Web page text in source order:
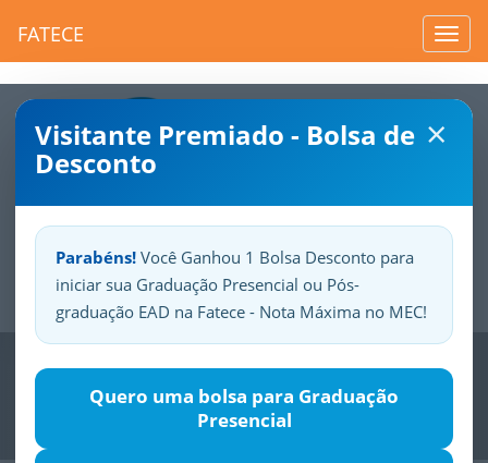
FATECE
×
Visitante Premiado - Bolsa de
Desconto
Parabéns! Você Ganhou 1 Bolsa Desconto para
iniciar sua Graduação Presencial ou Pós-
graduação EAD na Fatece - Nota Máxima no MEC!
Quero uma bolsa para Graduação
Presencial
SuaFatece.Seuorgulho.
Previous